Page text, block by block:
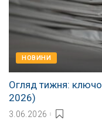
НОВИНИ
Огляд тижня:
2026)
3.06.2026